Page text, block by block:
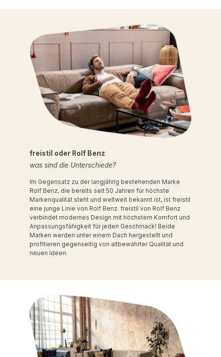
freistil oder Rolf Benz
was sind die Unterschiede?
Im Gegensatz zu der langjährig bestehenden Marke
Rolf Benz, die bereits seit 50 Jahren für höchste
Markenqualität steht und weltweit bekannt ist, ist freistil
eine junge Linie von Rolf Benz. freistil von Rolf Benz
verbindet modernes Design mit höchstem Komfort und
Anpassungsfähigkeit für jeden Geschmack! Beide
Marken werden unter einem Dach hergestellt und
profitieren gegenseitig von altbewährter Qualität und
neuen Ideen.